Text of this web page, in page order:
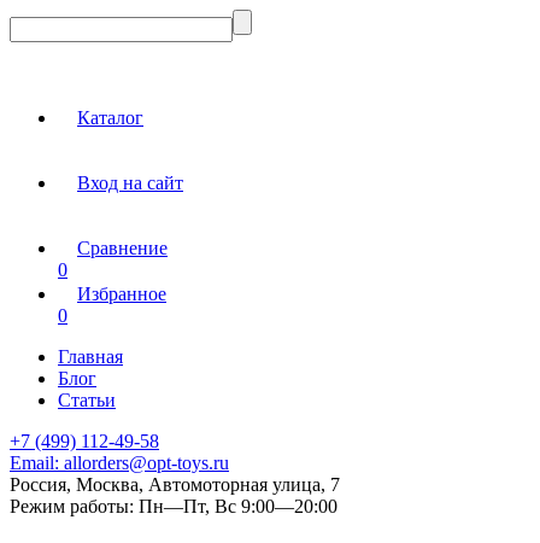
Каталог
Вход на сайт
Сравнение
0
Избранное
0
Главная
Блог
Статьи
+7 (499) 112-49-58
Email: allorders@opt-toys.ru
Россия, Москва, Автомоторная улица, 7
Режим работы: Пн—Пт, Вс 9:00—20:00